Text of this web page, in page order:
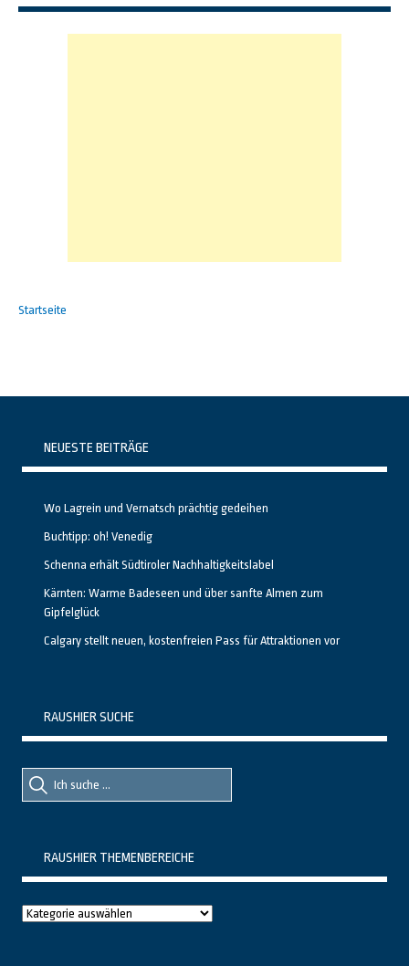
Startseite
NEUESTE BEITRÄGE
Wo Lagrein und Vernatsch prächtig gedeihen
Buchtipp: oh! Venedig
Schenna erhält Südtiroler Nachhaltigkeitslabel
Kärnten: Warme Badeseen und über sanfte Almen zum
Gipfelglück
Calgary stellt neuen, kostenfreien Pass für Attraktionen vor
RAUSHIER SUCHE
Suche
nach::
Suche
nach:
RAUSHIER THEMENBEREICHE
Raushier